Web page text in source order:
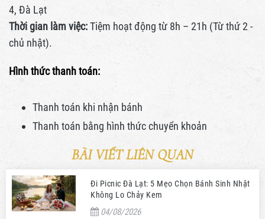
4, Đà Lạt
Thời gian làm việc:Tiệm hoạt động từ 8h – 21h (Từ thứ 2 -
chủ nhật).
Hình thức thanh toán:
Thanh toán khi nhận bánh
Thanh toán bằng hình thứcchuyển khoản
BÀI VIẾT LIÊN QUAN
Đi Picnic Đà Lạt: 5 Mẹo Chọn Bánh Sinh Nhật
Không Lo Chảy Kem
04/08/2026